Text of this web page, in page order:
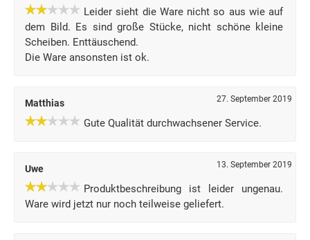
Leider sieht die Ware nicht so aus wie auf
dem Bild. Es sind große Stücke, nicht schöne kleine
Scheiben. Enttäuschend.
Die Ware ansonsten ist ok.
Matthias 27. September 2019
Gute Qualität durchwachsener Service.
Uwe 13. September 2019
Produktbeschreibung ist leider ungenau.
Ware wird jetzt nur noch teilweise geliefert.